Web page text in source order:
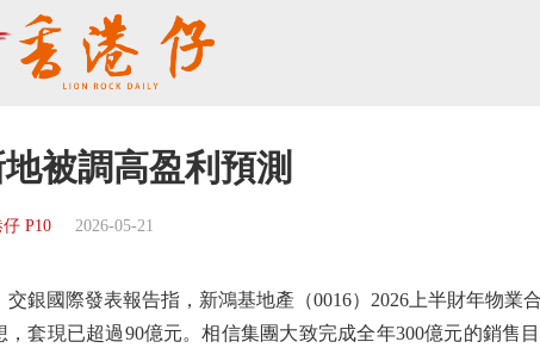
被調高盈利預測
P10 2026-05-21
國際發表報告指，新鴻基地產（0016）2026上半財年物業合
，套現已超過90億元。相信集團大致完成全年300億元的銷售